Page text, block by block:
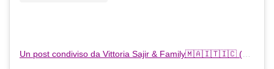
Un post condiviso da Vittoria Sajir & Family🇲🇦🇮🇹🇮🇨 (@vittoriasajir)